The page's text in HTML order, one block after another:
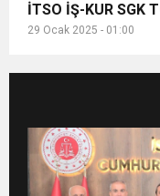
İTSO İŞ-KUR SGK
29 Ocak 2025 - 01:00